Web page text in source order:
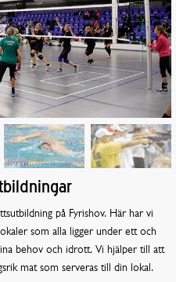
på Fyrishov. Här har vi
som alla ligger under ett och
behov och idrott. Vi hjälper till att
mat som serveras till din lokal.